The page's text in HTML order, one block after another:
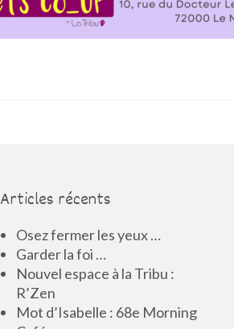
Articles récents
Osez fermer les yeux …
Garder la foi …
Nouvel espace à la Tribu :
R’Zen
Mot d’Isabelle : 68e Morning